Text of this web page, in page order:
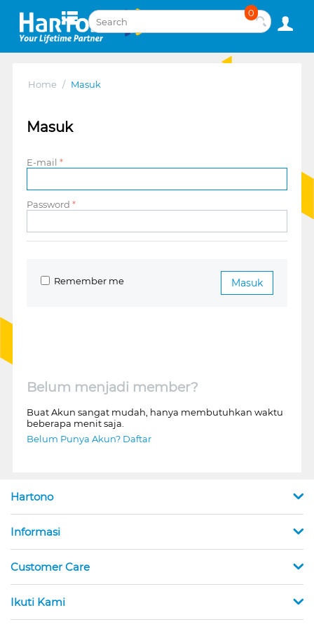
0
Home / Masuk
Masuk
E-mail
Password
Masuk
Remember me
Belum menjadi member?
Buat Akun sangat mudah, hanya membutuhkan waktu
beberapa menit saja.
Belum Punya Akun? Daftar
Hartono
Informasi
Customer Care
Ikuti Kami